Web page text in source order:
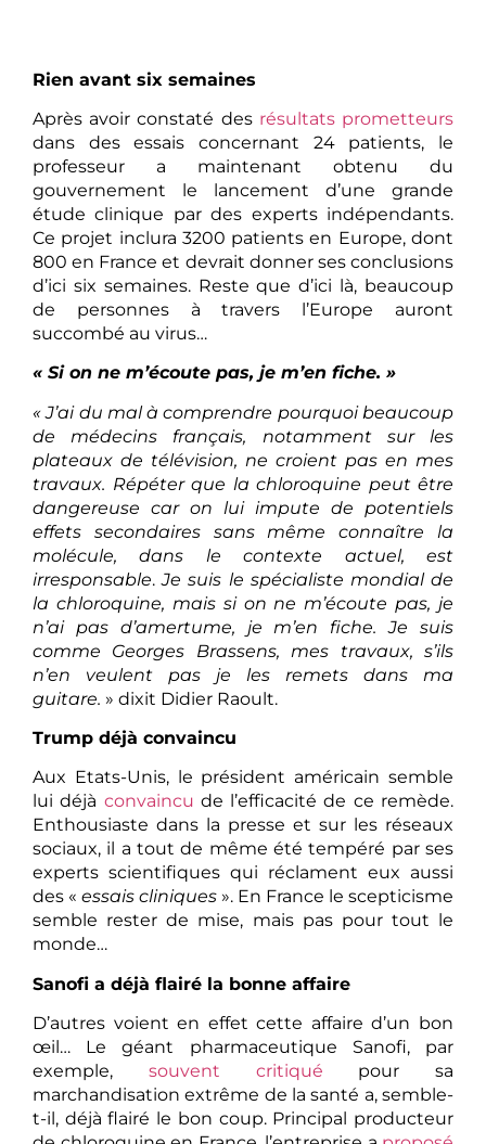
Rien avant six semaines
Après avoir constaté des résultats prometteurs
dans des essais concernant 24 patients, le
professeur a maintenant obtenu du
gouvernement le lancement d’une grande
étude clinique par des experts indépendants.
Ce projet inclura 3200 patients en Europe, dont
800 en France et devrait donner ses conclusions
d’ici six semaines. Reste que d’ici là, beaucoup
de personnes à travers l’Europe auront
succombé au virus…
« Si on ne m’écoute pas, je m’en fiche. »
« J’ai du mal à comprendre pourquoi beaucoup
de médecins français, notamment sur les
plateaux de télévision, ne croient pas en mes
travaux. Répéter que la chloroquine peut être
dangereuse car on lui impute de potentiels
effets secondaires sans même connaître la
molécule, dans le contexte actuel, est
irresponsable.Je suis le spécialiste mondial de
la chloroquine, mais si on ne m’écoute pas, je
n’ai pas d’amertume, je m’en fiche. Je suis
comme Georges Brassens, mes travaux, s’ils
n’en veulent pas je les remets dans ma
guitare. » dixit Didier Raoult.
Trump déjà convaincu
Aux Etats-Unis, le président américain semble
lui déjà convaincu de l’efficacité de ce remède.
Enthousiaste dans la presse et sur les réseaux
sociaux, il a tout de même été tempéré par ses
experts scientifiques qui réclament eux aussi
des « essais cliniques ». En France le scepticisme
semble rester de mise, mais pas pour tout le
monde…
Sanofi a déjà flairé la bonne affaire
D’autres voient en effet cette affaire d’un bon
œil… Le géant pharmaceutique Sanofi, par
exemple, souvent critiqué pour sa
marchandisation extrême de la santé a, semble-
t-il, déjà flairé le bon coup. Principal producteur